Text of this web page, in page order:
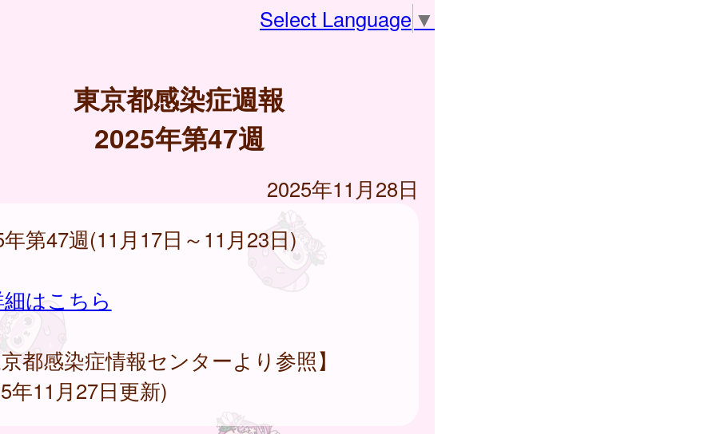
Select Language ▼
東京都感染症週報
2025年第47週
2025年11月28日
第47週(11月17日～11月23日)
はこちら
都感染症情報センターより参照】
年11月27日更新)